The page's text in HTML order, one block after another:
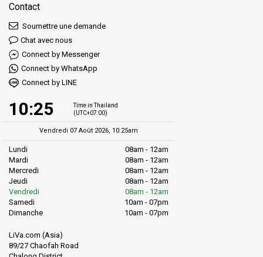
Contact
Soumettre une demande
Chat avec nous
Connect by Messenger
Connect by WhatsApp
Connect by LINE
10:25
Time in Thailand
(UTC+07:00)
Vendredi 07 Août 2026, 10:25am
Lundi
08am - 12am
Mardi
08am - 12am
Mercredi
08am - 12am
Jeudi
08am - 12am
Vendredi
08am - 12am
Samedi
10am - 07pm
Dimanche
10am - 07pm
LiVa.com (Asia)
89/27 Chaofah Road